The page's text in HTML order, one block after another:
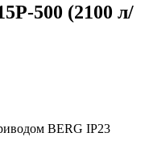
500 (2100 л/
BERG IP23